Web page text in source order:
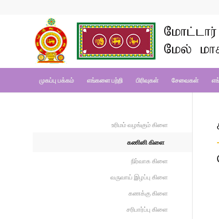
முகப்பு பக்கம் எங்களை பற்றி பிரிவுகள் சேவைகள்
உரிமம் வழங்கும் கிளை
கணினி கிளை
நிர்வாக கிளை
வருவாய் இழப்பு கிளை
கணக்கு கிளை
சரிபார்ப்பு கிளை